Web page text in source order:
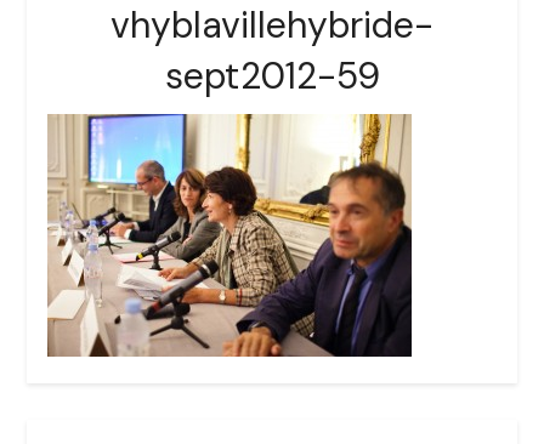
vhyblavillehybride-
sept2012-59